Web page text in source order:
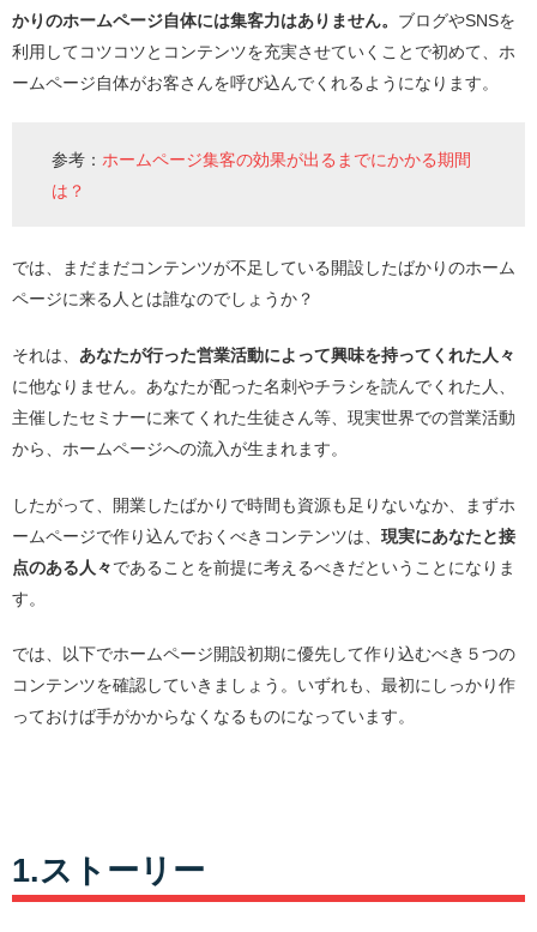
かりのホームページ自体には集客力はありません。 ブログやSNSを
利用してコツコツとコンテンツを充実させていくことで初めて、ホ
ームページ自体がお客さんを呼び込んでくれるようになります。
参考： ホームページ集客の効果が出るまでにかかる期間
は？
では、まだまだコンテンツが不足している開設したばかりのホーム
ページに来る人とは誰なのでしょうか？
それは、 あなたが行った営業活動によって興味を持ってくれた人々
に他なりません。あなたが配った名刺やチラシを読んでくれた人、
主催したセミナーに来てくれた生徒さん等、現実世界での営業活動
から、ホームページへの流入が生まれます。
したがって、開業したばかりで時間も資源も足りないなか、まずホ
ームページで作り込んでおくべきコンテンツは、 現実にあなたと接
点のある人々であることを前提に考えるべきだということになりま
す。
では、以下でホームページ開設初期に優先して作り込むべき５つの
コンテンツを確認していきましょう。いずれも、最初にしっかり作
っておけば手がかからなくなるものになっています。
1.ストーリー